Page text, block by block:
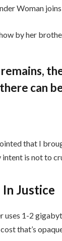
Woman
by her
can
that I
intent is not to
Justice
uses 1-2
that’s